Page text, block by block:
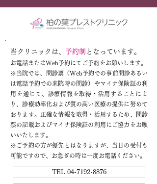
当クリニックは、 予約制 となっています。
お電話またはWeb予約にてご予約をお願いします。
※当院では、問診票（Web予約での事前問診あるい
は電話予約での来院時の問診）やマイナ保険証の利
用を通じて、診療情報を取得・活用することによ
り、診療効率化および質の高い医療の提供に努めて
おります。正確な情報を取得・活用するため、問診
票の記載およびマイナ保険証の利用にご協力をお願
いいたします。
※ご予約の方が優先とはなりますが、当日の受付も
可能ですので、お急ぎの時は一度お電話ください。
TEL 04-7192-8876